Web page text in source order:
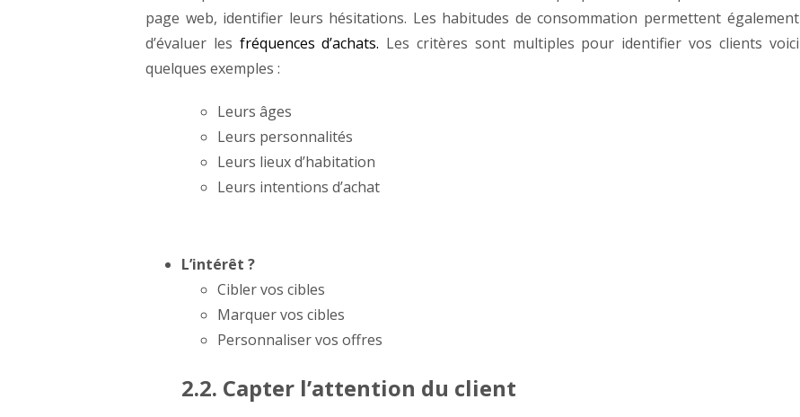
page web, identifier leurs hésitations. Les habitudes de consommation permettent également
d’évaluer les fréquences d’achats. Les critères sont multiples pour identifier vos clients voici
quelques exemples :
Leurs âges
Leurs personnalités
Leurs lieux d’habitation
Leurs intentions d’achat
L’intérêt ?
Cibler vos cibles
Marquer vos cibles
Personnaliser vos offres
2.2. Capter l’attention du client